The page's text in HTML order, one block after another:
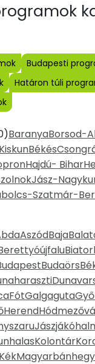
Budapesti
Határon túli
BaranyaBorsod-
Békés
Hajdú- Bihar
Jász-
Szatmár-
AszódBaja
Budaörs
FótGalgaguta
Herend
Kolontár
Kék